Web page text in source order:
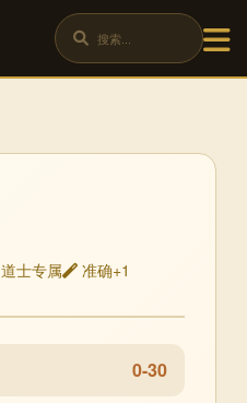
道士专属 准确+1
0-30